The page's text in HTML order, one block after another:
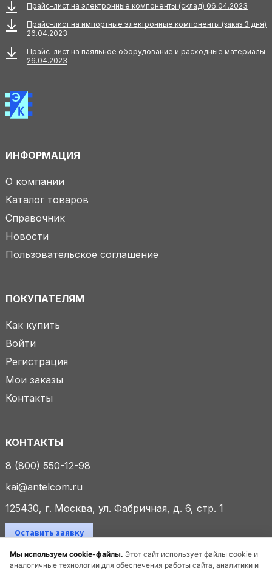
Мы используем cookie-файлы. Этот сайт использует файлы cookie и
аналогичные технологии для обеспечения работы сайта, аналитики и
Прайс-лист на электронные компоненты (склад) 06.04.2023
Прайс-лист на импортные электронные компоненты (заказ 3 дня)
26.04.2023
Прайс-лист на паяльное оборудование и расходные материалы
26.04.2023
ИНФОРМАЦИЯ
О компании
Каталог товаров
Справочник
Новости
Пользовательское соглашение
ПОКУПАТЕЛЯМ
Как купить
Войти
Регистрация
Мои заказы
Контакты
КОНТАКТЫ
8 (800) 550-12-98
kai@antelcom.ru
125430, г. Москва, ул. Фабричная, д. 6, стр. 1
Оставить заявку